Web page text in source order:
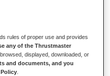
LA LÉGENDE DE
LA FERRARI
rules of proper use and provides
any of the Thrustmaster
displayed, downloaded, or
and documents, and you